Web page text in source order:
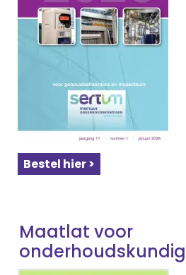
Bestel hier >
Maatlat voor